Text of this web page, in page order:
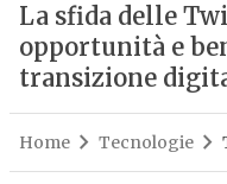
La sfida delle
opportunità e
transizione
Home Tecnologie